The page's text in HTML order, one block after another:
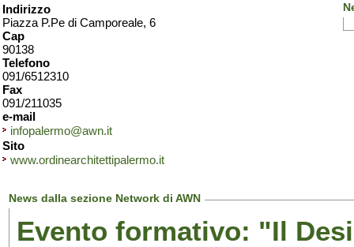
Indirizzo
Piazza P.Pe di Camporeale, 6
Cap
90138
Telefono
091/6512310
Fax
091/211035
e-mail
infopalermo@awn.it
Sito
www.ordinearchitettipalermo.it
News dalla sezione Network di AWN
Evento formativo: "Il